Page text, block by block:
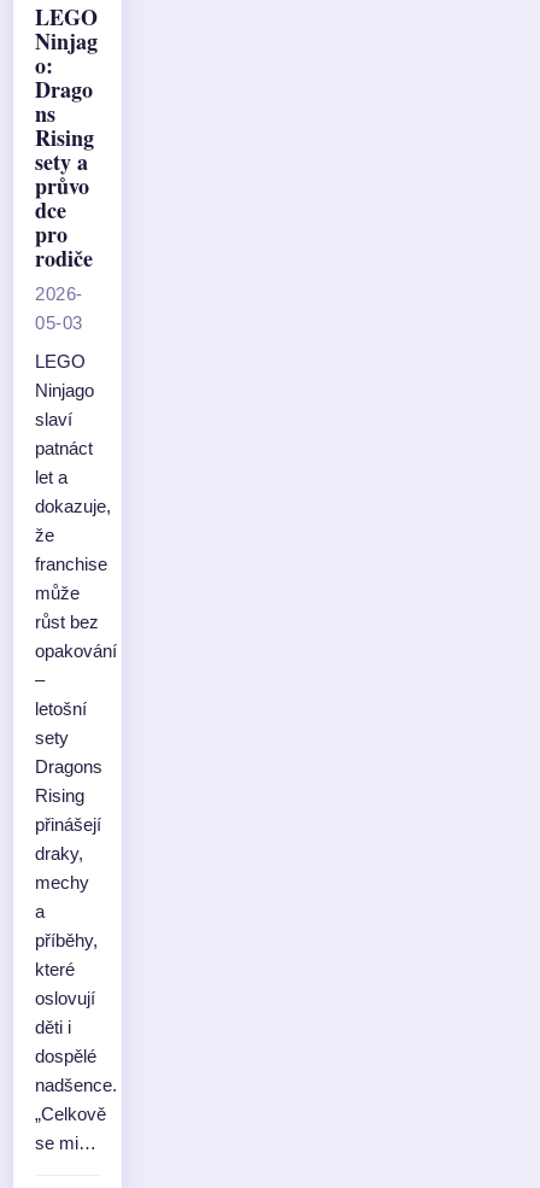
LEGO
Ninjag
o:
Drago
ns
Rising
sety a
průvo
dce
pro
rodiče
2026-
05-03
LEGO
Ninjago
slaví
patnáct
let a
dokazuje,
že
franchise
může
růst bez
opakování
–
letošní
sety
Dragons
Rising
přinášejí
draky,
mechy
a
příběhy,
které
oslovují
děti i
dospělé
nadšence.
„Celkově
se mi…